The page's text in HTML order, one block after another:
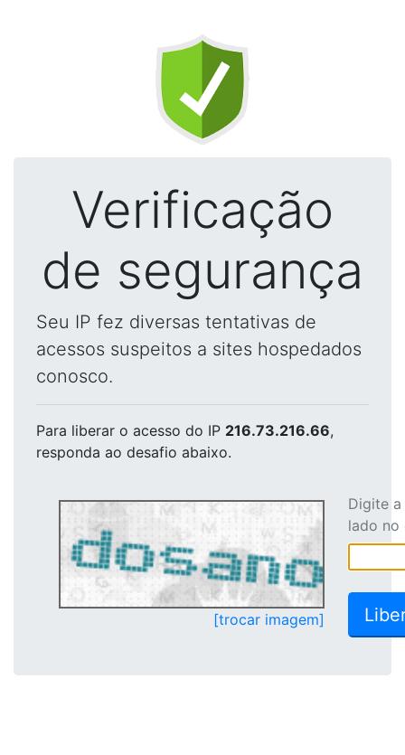
Verificação
de segurança
Seu IP fez diversas tentativas de
acessos suspeitos a sites hospedados
conosco.
Para liberar o acesso do IP 216.73.216.66,
responda ao desafio abaixo.
[trocar imagem]
Digite
lado no